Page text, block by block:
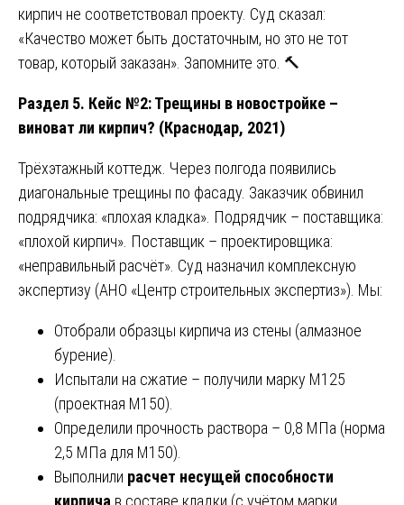
кирпич не соответствовал проекту. Суд сказал:
«Качество может быть достаточным, но это не тот
товар, который заказан». Запомните это. 🔨
Раздел 5. Кейс №2: Трещины в новостройке –
виноват ли кирпич? (Краснодар, 2021)
Трёхэтажный коттедж. Через полгода появились
диагональные трещины по фасаду. Заказчик обвинил
подрядчика: «плохая кладка». Подрядчик – поставщика:
«плохой кирпич». Поставщик – проектировщика:
«неправильный расчёт». Суд назначил комплексную
экспертизу (АНО «Центр строительных экспертиз»). Мы:
Отобрали образцы кирпича из стены (алмазное
бурение).
Испытали на сжатие – получили марку М125
(проектная М150).
Определили прочность раствора – 0,8 МПа (норма
2,5 МПа для М150).
Выполнили расчет несущей способности
кирпича в составе кладки (с учётом марки